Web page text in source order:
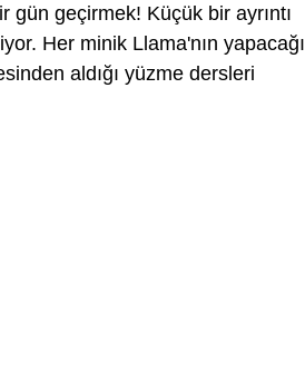
gün geçirmek! Küçük bir ayrıntı
Her minik Llama'nın yapacağı
aldığı yüzme dersleri